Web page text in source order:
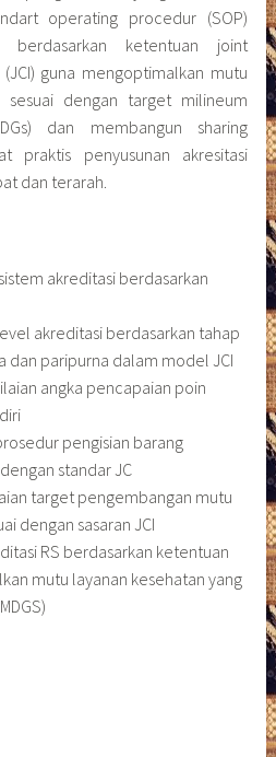
operating procedur (SOP)
berdasarkan ketentuan joint
guna mengoptimalkan mutu
sesuai dengan target milineum
dan membangun sharing
praktis penyusunan akresitasi
dan terarah.
akreditasi berdasarkan
akreditasi berdasarkan tahap
dan paripurna dalam model JCI
angka pencapaian poin
pengisian barang
standar JC
target pengembangan mutu
dengan sasaran JCI
RS berdasarkan ketentuan
mutu layanan kesehatan yang